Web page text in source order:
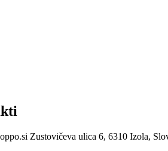
Zustovičeva ulica 6, 6310 Izola,